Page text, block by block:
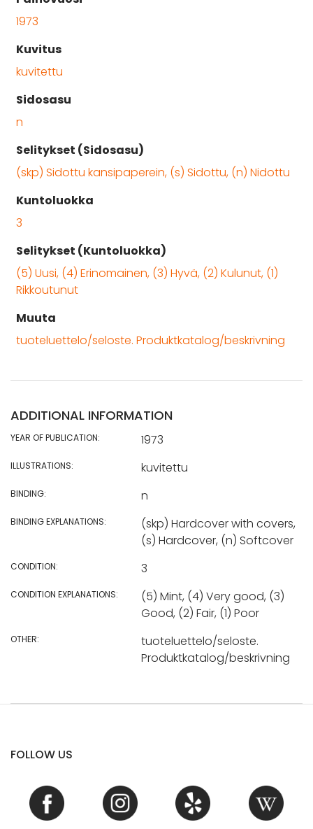
1973
Kuvitus
kuvitettu
Sidosasu
n
Selitykset (Sidosasu)
(skp) Sidottu kansipaperein, (s) Sidottu, (n) Nidottu
Kuntoluokka
3
Selitykset (Kuntoluokka)
(5) Uusi, (4) Erinomainen, (3) Hyvä, (2) Kulunut, (1)
Rikkoutunut
Muuta
tuoteluettelo/seloste. Produktkatalog/beskrivning
ADDITIONAL INFORMATION
YEAR OF PUBLICATION: 1973
ILLUSTRATIONS: kuvitettu
BINDING: n
BINDING EXPLANATIONS:
(skp) Hardcover with covers,
(s) Hardcover, (n) Softcover
CONDITION: 3
CONDITION EXPLANATIONS:
(5) Mint, (4) Very good, (3)
Good, (2) Fair, (1) Poor
OTHER:
tuoteluettelo/seloste.
Produktkatalog/beskrivning
FOLLOW US